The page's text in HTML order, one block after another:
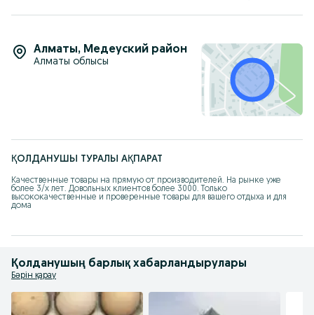
Алматы, Медеуский район
Алматы облысы
ҚОЛДАНУШЫ ТУРАЛЫ АҚПАРАТ
Качественные товары на прямую от производителей. На рынке уже
более 3/х лет. Довольных клиентов более 3000. Только
высококачественные и проверенные товары для вашего отдыха и для
дома
Қолданушың барлық хабарландырулары
Бәрін қарау